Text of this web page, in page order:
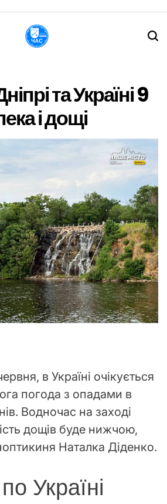
та Україні 9
і дощі
в Україні очікується
погода з опадами в
Водночас на заході
дощів буде нижчою,
Наталка Діденко.
Україні